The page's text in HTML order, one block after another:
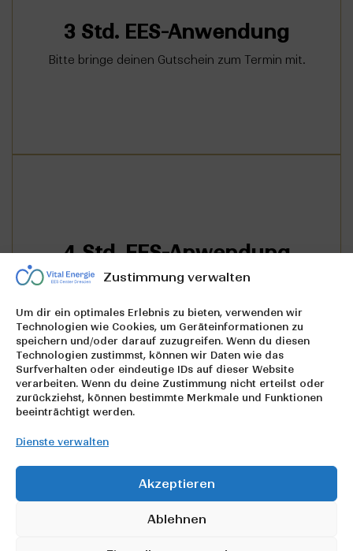
Zustimmung verwalten
Um dir ein optimales Erlebnis zu bieten, verwenden wir
Technologien wie Cookies, um Geräteinformationen zu
speichern und/oder darauf zuzugreifen. Wenn du diesen
Technologien zustimmst, können wir Daten wie das
Surfverhalten oder eindeutige IDs auf dieser Website
verarbeiten. Wenn du deine Zustimmung nicht erteilst oder
zurückziehst, können bestimmte Merkmale und Funktionen
beeinträchtigt werden.
Dienste verwalten
Akzeptieren
Ablehnen
3 Std. EES-Anwendung
Bitte bringe deinen Gutschein zum Termin mit.
3-stündiger Aufenthalt im EES-Raum
4 Std. EES-Anwendung
Bitte bringe deinen Gutschein zum Termin mit.
Gutschein einlösen
4-stündiger Aufenthalt im EES-Raum
12 Std. EES-Anwendung
Bitte bringe deinen Gutschein zum Termin mit.
12-stündiger Aufenthalt über Nacht im EES-
Raum
Jetzt Termin buchen